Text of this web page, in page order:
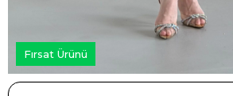
Fırsat Ürünü